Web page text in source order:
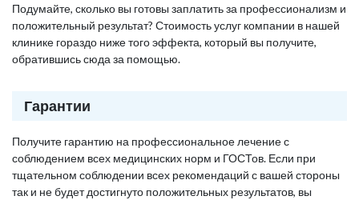
Подумайте, сколько вы готовы заплатить за профессионализм и
положительный результат? Стоимость услуг компании в нашей
клинике гораздо ниже того эффекта, который вы получите,
обратившись сюда за помощью.
Гарантии
Получите гарантию на профессиональное лечение с
соблюдением всех медицинских норм и ГОСТов. Если при
тщательном соблюдении всех рекомендаций с вашей стороны
так и не будет достигнуто положительных результатов, вы